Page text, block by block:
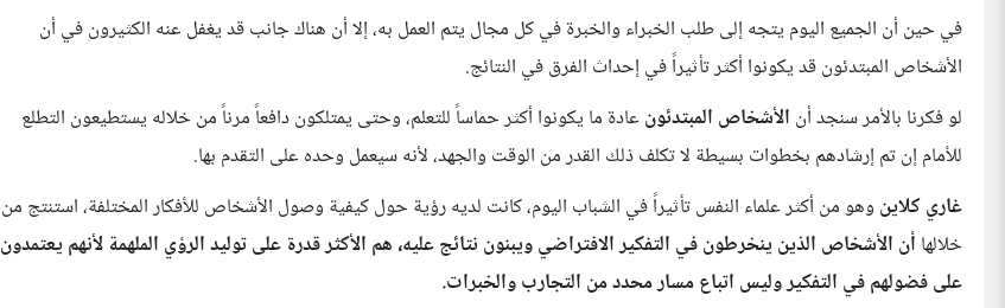
في حين أن الجميع اليوم يتجه إلى طلب الخبراء والخبرة في كل مجال يتم العمل به، إلا أن هناك جانب قد يغفل عنه الكثيرون في أن
الأشخاص المبتدئون قد يكونوا أكثر تأثيراً في إحداث الفرق في النتائج.
لو فكرنا بالأمر سنجد أن الأشخاص المبتدئون عادة ما يكونوا أكثر حماساً للتعلم، وحتى يمتلكون دافعاً مرناً من خلاله يستطيعون التطلع
للأمام إن تم إرشادهم بخطوات بسيطة لا تكلف ذلك القدر من الوقت والجهد، لأنه سيعمل وحده على التقدم بها.
غاري كلاين وهو من أكثر علماء النفس تأثيراً في الشباب اليوم، كانت لديه رؤية حول كيفية وصول الأشخاص للأفكار المختلفة، استنتج من
خلالها أن الأشخاص الذين ينخرطون في التفكير الافتراضي ويبنون نتائج عليه، هم الأكثر قدرة على توليد الرؤي الملهمة لأنهم يعتمدون
على فضولهم في التفكير وليس اتباع مسار محدد من التجارب والخبرات.